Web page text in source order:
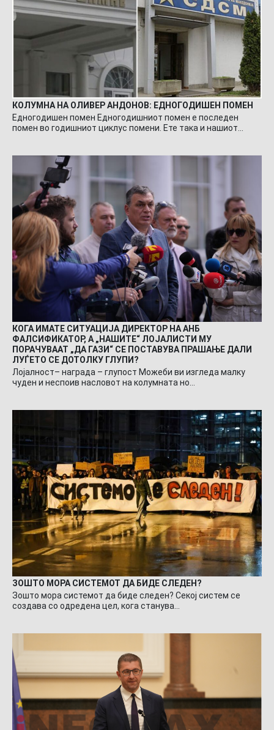
КОЛУМНА НА ОЛИВЕР АНДОНОВ: ЕДНОГОДИШЕН ПОМЕН
Едногодишен помен Едногодишниот помен е последен
помен во годишниот циклус помени. Ете така и нашиот…
КОГА ИМАТЕ СИТУАЦИЈА ДИРЕКТОР НА АНБ
ФАЛСИФИКАТОР, А „НАШИТЕ“ ЛОЈАЛИСТИ МУ
ПОРАЧУВААТ „ДА ГАЗИ“ СЕ ПОСТАВУВА ПРАШАЊЕ ДАЛИ
ЛУЃЕТО СЕ ДОТОЛКУ ГЛУПИ?
Лојалност– награда – глупост Можеби ви изгледа малку
чуден и неспоив насловот на колумната но…
ЗОШТО МОРА СИСТЕМОТ ДА БИДЕ СЛЕДЕН?
Зошто мора системот да биде следен? Секој систем се
создава со одредена цел, кога станува…